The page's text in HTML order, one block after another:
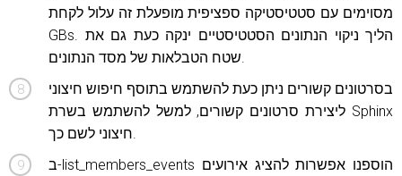
מסוימים עם סטטיסטיקה ספציפית מופעלת זה עלול לקחת
GBs. הליך ניקוי הנתונים הסטטיסטיים ינקה כעת גם את
שטח הטבלאות של מסד הנתונים.
בסרטונים קשורים ניתן כעת להשתמש בתוסף חיפוש חיצוני
ליצירת סרטונים קשורים, למשל להשתמש בשרת Sphinx
חיצוני לשם כך.
ב-list_members_events הוספנו אפשרות להציג אירועים